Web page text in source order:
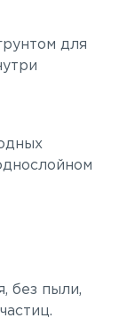
для
без пыли,